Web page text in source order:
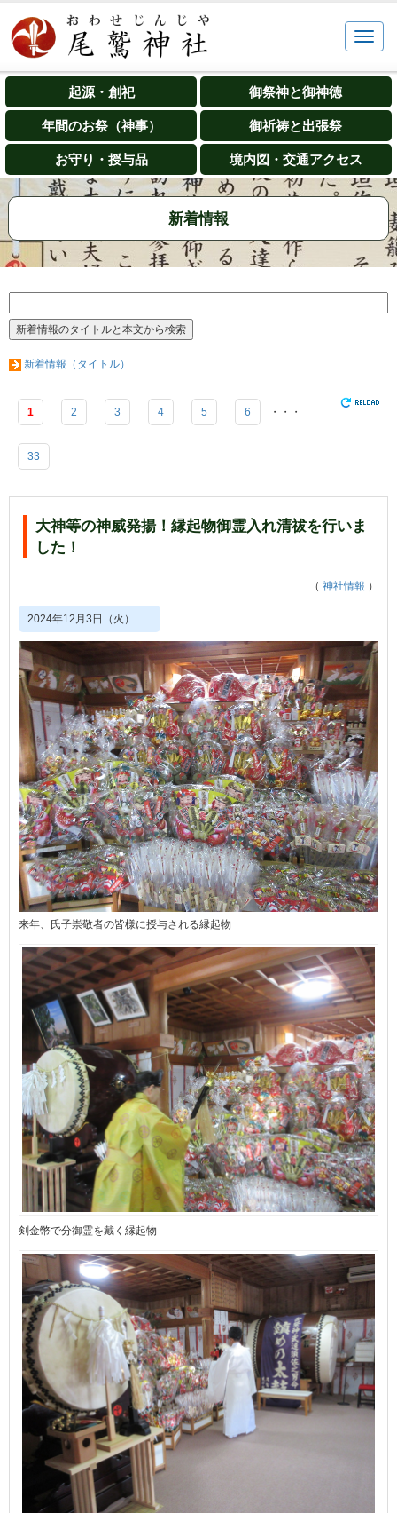
起源・創祀 御祭神と御神徳
年間のお祭（神事） 御祈祷と出張祭
お守り・授与品 境内図・交通アクセス
新着情報
新着情報（タイトル）
1 2 3 4 5 6 ・・・
33
大神等の神威発揚！縁起物御霊入れ清祓を行いま
した！
（ 神社情報 ）
2024年12月3日（火）
来年、氏子崇敬者の皆様に授与される縁起物
剣金幣で分御霊を戴く縁起物